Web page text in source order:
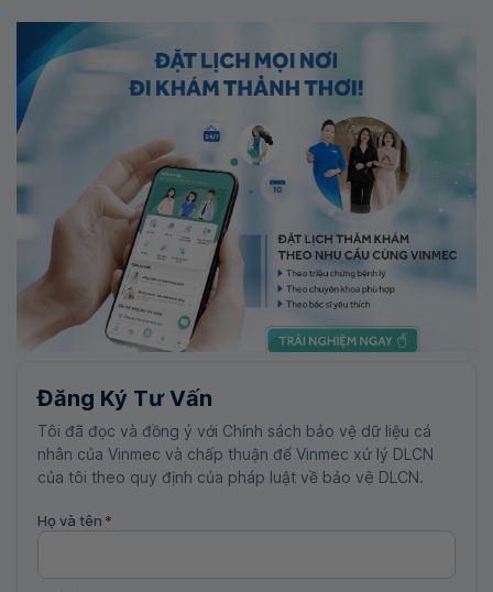
Đăng Ký Tư Vấn
Tôi đã đọc và đồng ý với Chính sách bảo vệ dữ liệu cá
nhân của Vinmec và chấp thuận để Vinmec xử lý DLCN
của tôi theo quy định của pháp luật về bảo vệ DLCN.
Họ và tên *